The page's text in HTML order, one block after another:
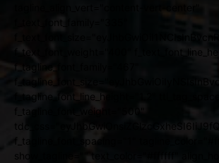
f_text_font_family="335"
f_text_font_weight="400"
f_tagline_font_line_height="1.2"
f_tagline_font_weight="500"
f_tagline_font_spacing="1"
show_tagline="" text_color="#ffffff"